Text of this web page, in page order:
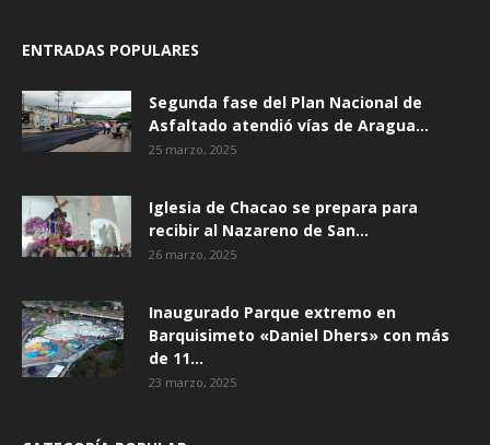
ENTRADAS POPULARES
Segunda fase del Plan Nacional de
Asfaltado atendió vías de Aragua...
25 marzo, 2025
Iglesia de Chacao se prepara para
recibir al Nazareno de San...
26 marzo, 2025
Inaugurado Parque extremo en
Barquisimeto «Daniel Dhers» con más
de 11...
23 marzo, 2025